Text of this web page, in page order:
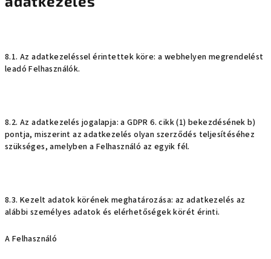
8.1. Az adatkezeléssel érintettek köre: a webhelyen megrendelést
leadó Felhasználók.
8.2. Az adatkezelés jogalapja: a GDPR 6. cikk (1) bekezdésének b)
pontja, miszerint az adatkezelés olyan szerződés teljesítéséhez
szükséges, amelyben a Felhasználó az egyik fél.
8.3. Kezelt adatok körének meghatározása: az adatkezelés az
alábbi személyes adatok és elérhetőségek körét érinti.
A Felhasználó